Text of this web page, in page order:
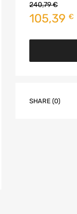
240,79€
105,39 €
SHARE (0)